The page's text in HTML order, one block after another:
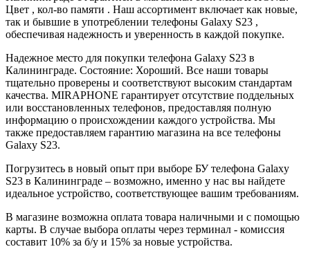
Цвет , кол-во памяти . Наш ассортимент включает как новые,
так и бывшие в употреблении телефоны Galaxy S23 ,
обеспечивая надежность и уверенность в каждой покупке.
Надежное место для покупки телефона Galaxy S23 в
Калининграде. Состояние: Хороший. Все наши товары
тщательно проверены и соответствуют высоким стандартам
качества. MIRAPHONE гарантирует отсутствие поддельных
или восстановленных телефонов, предоставляя полную
информацию о происхождении каждого устройства. Мы
также предоставляем гарантию магазина на все телефоны
Galaxy S23.
Погрузитесь в новый опыт при выборе БУ телефона Galaxy
S23 в Калининграде – возможно, именно у нас вы найдете
идеальное устройство, соответствующее вашим требованиям.
В магазине возможна оплата товара наличными и с помощью
карты. В случае выбора оплаты через терминал - комиссия
составит 10% за б/у и 15% за новые устройства.